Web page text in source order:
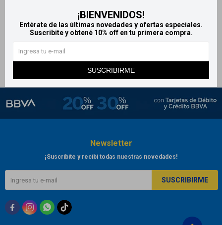
¡BIENVENIDOS!
Entérate de las últimas novedades y ofertas especiales.
Suscribite y obtené 10% off en tu primera compra.
SUSCRIBIRME
Algodon Nevada 45 g
$ 52
Newsletter
¡Suscribite y recibí todas nuestras novedades!
SUSCRIBIRME
  